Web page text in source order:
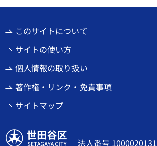
このサイトについて
サイトの使い方
個人情報の取り扱い
著作権・リンク・免責事項
サイトマップ
世田谷区
法人番号